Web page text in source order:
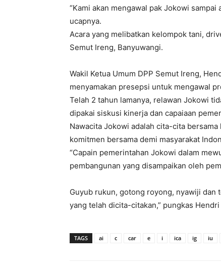
“Kami akan mengawal pak Jokowi
ucapnya.
Acara yang melibatkan kelompok tani,
Semut Ireng, Banyuwangi.
Wakil Ketua Umum DPP Semut Ireng,
menyamakan presepsi untuk mengawal
Telah 2 tahun lamanya, relawan Jokowi
dipakai siskusi kinerja dan capaiaan
Nawacita Jokowi adalah cita-cita
komitmen bersama demi masyarakat
“Capain pemerintahan Jokowi dalam
pembangunan yang disampaikan oleh
Guyub rukun, gotong royong, nyawiji dan
yang telah dicita-citakan,” pungkas Hendri
TAGS ai c car e i ica ig iu